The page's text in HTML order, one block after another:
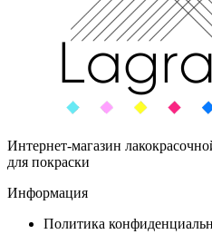
Интернет-магазин
для покраски
Информация
Политика